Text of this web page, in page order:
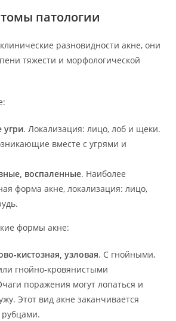
патологии
разновидности акне, они
тяжести и морфологической
угри. Локализация: лицо, лоб и щеки.
вместе с угрями и
воспаленные. Наиболее
форма акне, локализация: лицо,
формы акне:
кистозная, узловая. С гнойными,
гнойно-кровянистыми
поражения могут лопаться и
Этот вид акне заканчивается